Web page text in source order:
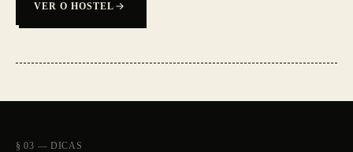
VER O HOSTEL
§ 03 — DICAS